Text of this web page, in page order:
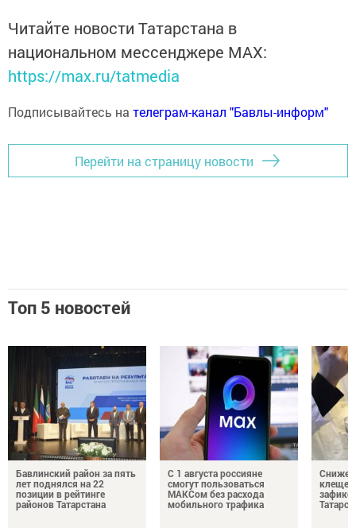
Читайте новости Татарстана в
национальном мессенджере MАХ:
https://max.ru/tatmedia
Подписывайтесь на телеграм-канал "Бавлы-информ"
Перейти на страницу новости
Топ 5 новостей
Бавлинский район за пять
лет поднялся на 22
позиции в рейтинге
районов Татарстана
С 1 августа россияне
смогут пользоваться
МАКСом без расхода
мобильного трафика
клещей